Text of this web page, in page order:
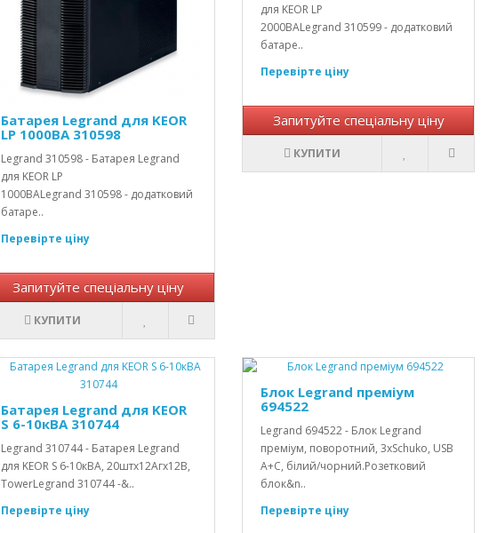
Батарея Legrand для KEOR
LP 1000ВА 310598
Legrand 310598 - Батарея Legrand
для KEOR LP
1000ВАLegrand 310598 - додатковий
батаре..
Перевірте ціну
Запитуйте спеціальну ціну
КУПИТИ
для KEOR LP
2000ВАLegrand 310599 - додатковий
батаре..
Перевірте ціну
Запитуйте спеціальну ціну
КУПИТИ
Батарея Legrand для KEOR
S 6-10кВА 310744
Legrand 310744 - Батарея Legrand
для KEOR S 6-10кВА, 20штх12Агх12В,
TowerLegrand 310744 -&..
Перевірте ціну
Блок Legrand преміум
694522
Legrand 694522 - Блок Legrand
преміум, поворотний, 3хSchuko, USB
A+C, білий/чорний.Розетковий
блок&n..
Перевірте ціну